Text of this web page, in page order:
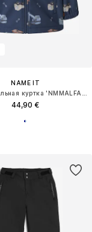
NAME IT
44,90 €